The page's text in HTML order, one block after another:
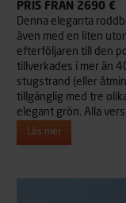
PRIS FRÅN 2690 €
Denna eleganta
även med en liten
efterföljaren till den
tillverkades i mer än
stugstrand (eller
tillgänglig med tre
elegant grön. Alla
Läs mer